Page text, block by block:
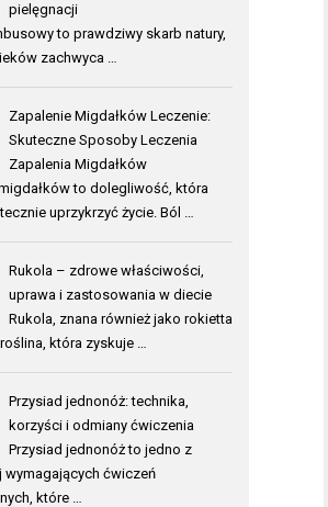
pielęgnacji
to prawdziwy skarb natury,
zachwyca …
Zapalenie Migdałków Leczenie:
Skuteczne Sposoby Leczenia
Zapalenia Migdałków
to dolegliwość, która
uprzykrzyć życie. Ból …
Rukola – zdrowe właściwości,
uprawa i zastosowania w diecie
Rukola, znana również jako rokietta
która zyskuje …
Przysiad jednonóż: technika,
korzyści i odmiany ćwiczenia
Przysiad jednonóż to jedno z
wymagających ćwiczeń
które …